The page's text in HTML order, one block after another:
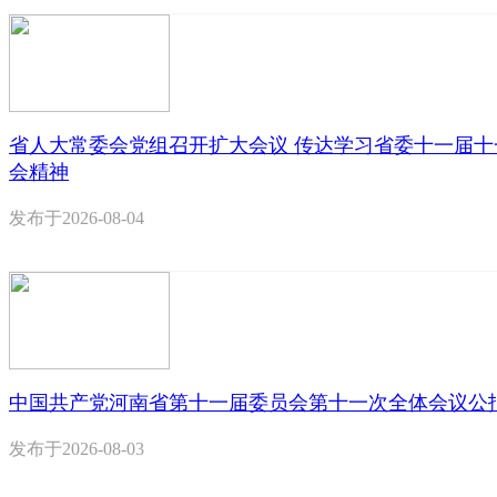
省人大常委会党组召开扩大会议 传达学习省委十一届
会精神
发布于2026-08-04
中国共产党河南省第十一届委员会第十一次全体会议公
发布于2026-08-03